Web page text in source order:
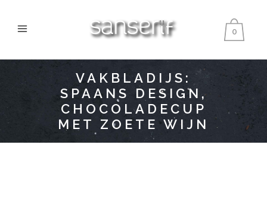
0
VAKBLADIJS:
SPAANS DESIGN,
CHOCOLADECUP
MET ZOETE WIJN